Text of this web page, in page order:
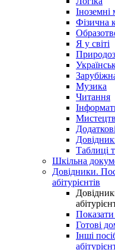
Іноземні
Фізична
Я у світі
Музика
Читання
Таблиці
Шкільна
Довідники.
абітурієнтів
Показати
Готові
Інші